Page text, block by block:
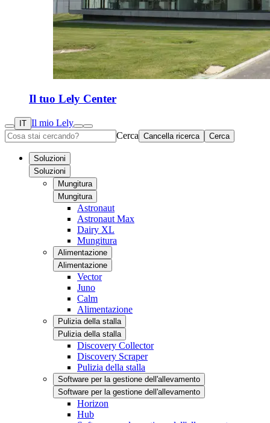
Il tuo Lely Center
IT Il mio Lely
Cerca Cancella ricerca Cerca
Soluzioni
Soluzioni
Mungitura
Mungitura
Astronaut
Astronaut Max
Dairy XL
Mungitura
Alimentazione
Alimentazione
Vector
Juno
Calm
Alimentazione
Pulizia della stalla
Pulizia della stalla
Discovery Collector
Discovery Scraper
Pulizia della stalla
Software per la gestione dell'allevamento
Software per la gestione dell'allevamento
Horizon
Hub